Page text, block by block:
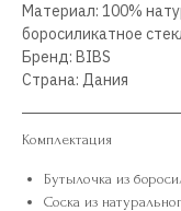
Материал: 100%
боросиликатное
Бренд: BIBS
Страна: Дания
Комплектация
Бутылочка из
Соска из